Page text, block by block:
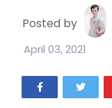
Posted by
April 03, 2021